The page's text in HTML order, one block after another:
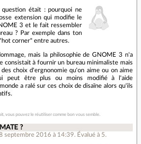
question était : pourquoi ne
extension qui modifie le
3 et le fait ressembler
? Par exemple dans ton
corner" entre autres.
mais la philosophie de GNOME 3 n'a
consistait à fournir un bureau minimaliste mais
choix d'ergnonomie qu'on aime ou on aime
peut être plus ou moins modifié à l'aide
a ralé sur ces choix de disaïne alors qu'ils
vous pouvez le réutiliser comme bon vous semble.
?
septembre 2016 à 14:39. Évalué à 5.